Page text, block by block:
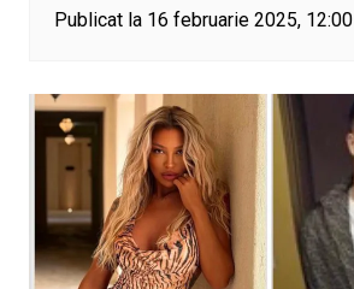
Publicat la 16 februarie 2025, 12:00